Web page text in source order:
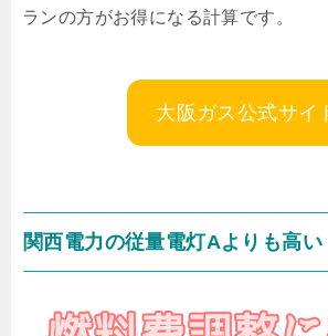
ランの方がお得になる計算です。
大阪ガス公式サイ
関西電力の従量電灯Aよりも高い